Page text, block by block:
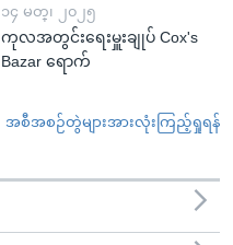
၁၄ မတ္၊ ၂၀၂၅
ကုလအတွင်းရေးမှူးချုပ် Cox's
Bazar ရောက်
အစီအစဉ်တွဲများအားလုံးကြည့်ရှုရန်